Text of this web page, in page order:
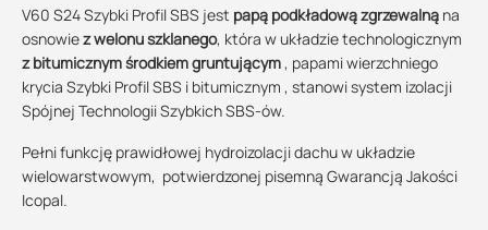
V60 S24 Szybki Profil SBS jest papą podkładową zgrzewalną na
osnowiez welonu szklanego, która w układzie technologicznym
z bitumicznym środkiem gruntującym, papami wierzchniego
krycia Szybki Profil SBS i bitumicznym , stanowi system izolacji
Spójnej Technologii Szybkich SBS-ów.
Pełni funkcję prawidłowej hydroizolacji dachu w układzie
wielowarstwowym, potwierdzonej pisemną Gwarancją Jakości
Icopal.